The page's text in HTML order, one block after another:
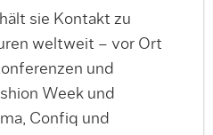
sie Kontakt zu
weltweit – vor Ort
und
Week und
Confiq und